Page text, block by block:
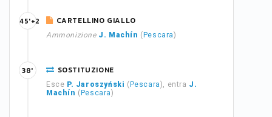
CARTELLINO GIALLO
Ammonizione J. Machín ( Pescara)
45'+2
SOSTITUZIONE
Esce P. Jaroszyński ( Pescara), entra J.
Machín ( Pescara)
38'